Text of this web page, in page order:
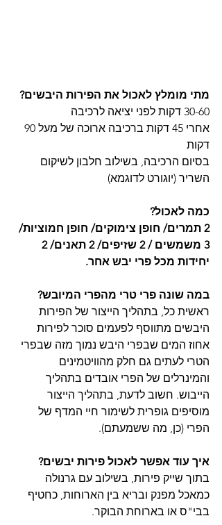
מתי מומלץ לאכול את הפירות היבשים?
30-60 דקות לפני יציאה לרכיבה
דקות
בסיום הרכיבה, בשילוב חלבון לשיקום
השריר (יוגורט לדוגמא)
כמה לאכול?
2 תמרים/ חופן צימוקים/ חופן חמוציות/
יחידות מכל פרי יבש אחר.
במה שונה פרי טרי מהפרי המיובש?
ראשית כל, בתהליך הייצור של הפירות
היבשים מתווסף לפעמים סוכר לפירות
אחוז המים שבפרי היבש נמוך מזה שבפרי
הטרי לעתים גם חלק מהוויטמינים
והמינרלים של הפרי אובדים בתהליך
הייבוש. חשוב לדעת, בתהליך הייצור
מוסיפים גופרית לשימור חיי המדף של
הפרי (כן, מה ששמעתם).
איך עוד אפשר לאכול פירות יבשים?
בתוך שייק פירות, בשילוב עם גרנולה
כמאכל מפנק ובריא בין הארוחות, כחטיף
בבי"ס או בארוחת הבוקר.